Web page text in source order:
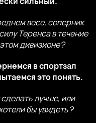
весе, соперник
Теренса в течение
дивизионе?
в спортзал
это понять.
сделать лучше, или
бы увидеть?